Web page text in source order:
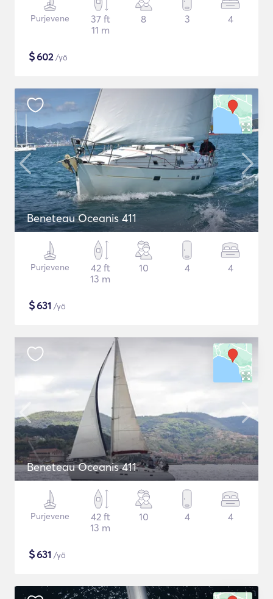
Purjevene
37 ft
11 m
8 3 4
$602/yö
Beneteau Oceanis 411
Purjevene
42 ft
13 m
10 4 4
$631 /yö
Beneteau Oceanis 411
Purjevene
42 ft
13 m
10 4 4
$631 /yö